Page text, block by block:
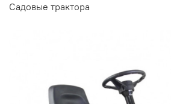
Садовые трактора